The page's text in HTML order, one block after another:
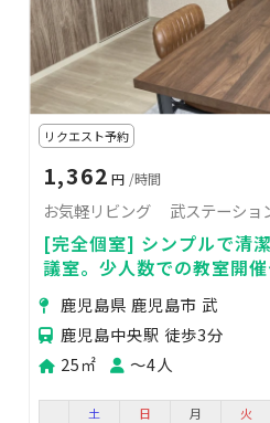
リクエスト予約
1,362 円 /時間
お気軽リビング 武ステーショ
[完全個室] シンプルで清
議室。少人数での教室開
る機器の品揃え豊富！
鹿児島県 鹿児島市 武
鹿児島中央駅 徒歩3分
25㎡
〜4人
土
日
月
火